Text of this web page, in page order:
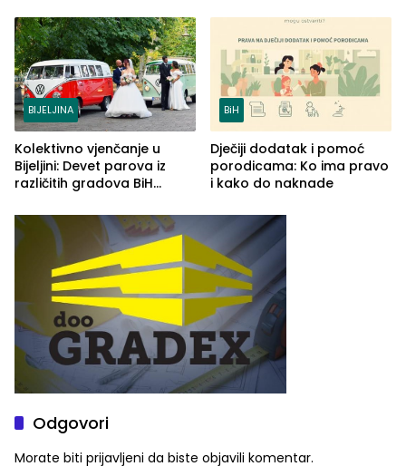
BIJELJINA
Kolektivno vjenčanje u
Bijeljini: Devet parova iz
različitih gradova BiH
BiH
Dječiji dodatak i pomoć
porodicama: Ko ima pravo
i kako do naknade
Odgovori
Morate biti prijavljeni da biste objavili komentar.